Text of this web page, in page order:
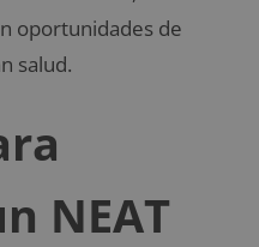
oportunidades de
salud.
NEAT